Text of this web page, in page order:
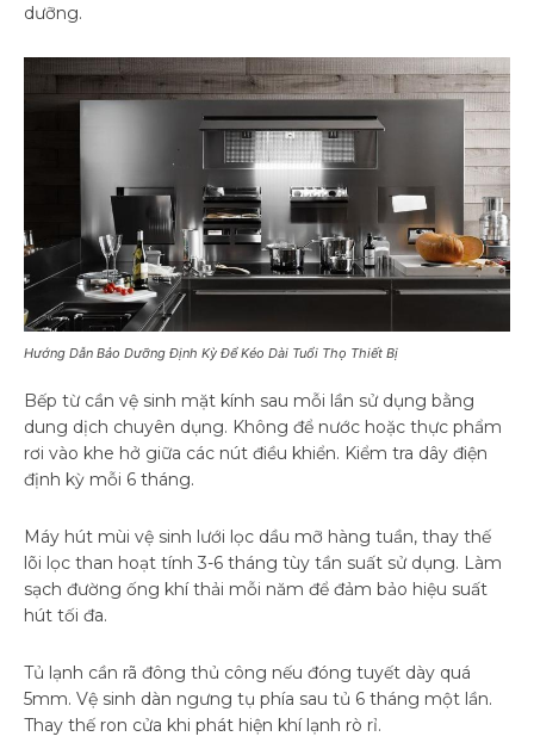
dưỡng.
Hướng Dẫn Bảo Dưỡng Định Kỳ Để Kéo Dài Tuổi Thọ Thiết Bị
Bếp từ cần vệ sinh mặt kính sau mỗi lần sử dụng bằng
dung dịch chuyên dụng. Không để nước hoặc thực phẩm
rơi vào khe hở giữa các nút điều khiển. Kiểm tra dây điện
định kỳ mỗi 6 tháng.
Máy hút mùi vệ sinh lưới lọc dầu mỡ hàng tuần, thay thế
lõi lọc than hoạt tính 3-6 tháng tùy tần suất sử dụng. Làm
sạch đường ống khí thải mỗi năm để đảm bảo hiệu suất
hút tối đa.
Tủ lạnh cần rã đông thủ công nếu đóng tuyết dày quá
5mm. Vệ sinh dàn ngưng tụ phía sau tủ 6 tháng một lần.
Thay thế ron cửa khi phát hiện khí lạnh rò rỉ.